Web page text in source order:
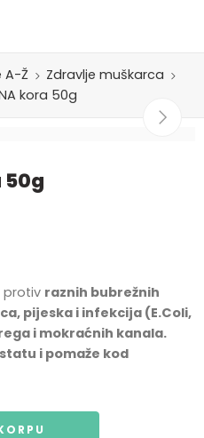
A-Ž
Zdravlje muškarca
kora 50g
50g
protiv raznih bubrežnih
pijeska i infekcija (E.Coli,
i mokraćnih kanala.
i pomaže kod